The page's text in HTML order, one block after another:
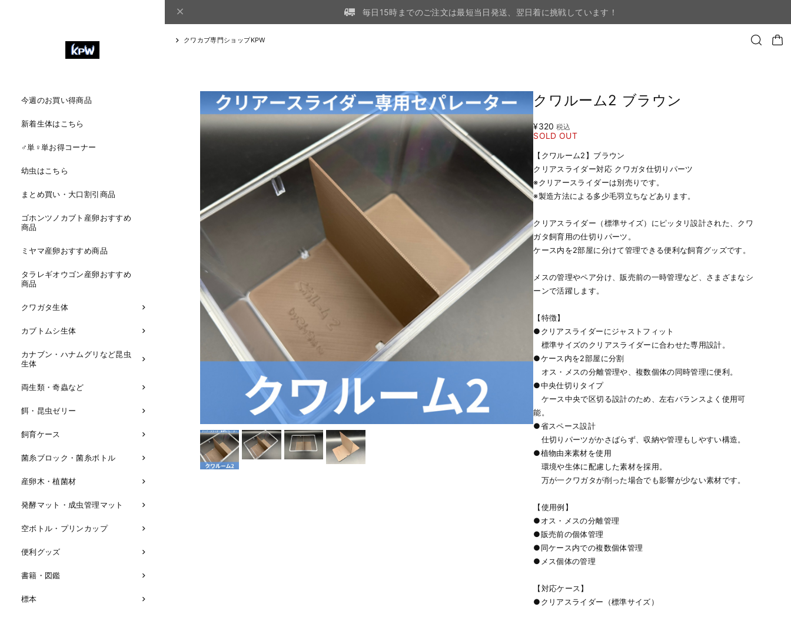
今週のお買い得商品
新着生体はこちら
♂単♀単お得コーナー
幼虫はこちら
まとめ買い・大口割引商品
ゴホンツノカブト産卵おすすめ
商品
ミヤマ産卵おすすめ商品
タラレギオウゴン産卵おすすめ
商品
クワガタ生体
カブトムシ生体
カナブン・ハナムグリなど昆虫
生体
両生類・奇蟲など
餌・昆虫ゼリー
飼育ケース
菌糸ブロック・菌糸ボトル
産卵木・植菌材
発酵マット・成虫管理マット
空ボトル・プリンカップ
便利グッズ
書籍・図鑑
標本
毎日15時までのご注文は最短当日発送、翌日着に挑戦しています！
クワカブ専門ショップKPW
クワルーム2 ブラウン
¥320 税込
SOLD OUT
【クワルーム2】ブラウン
クリアスライダー対応 クワガタ仕切りパーツ
※クリアースライダーは別売りです。
※製造方法による多少毛羽立ちなどあります。
クリアスライダー（標準サイズ）にピッタリ設計された、クワ
ガタ飼育用の仕切りパーツ。
ケース内を2部屋に分けて管理できる便利な飼育グッズです。
メスの管理やペア分け、販売前の一時管理など、さまざまなシ
ーンで活躍します。
【特徴】
●クリアスライダーにジャストフィット
標準サイズのクリアスライダーに合わせた専用設計。
●ケース内を2部屋に分割
オス・メスの分離管理や、複数個体の同時管理に便利。
●中央仕切りタイプ
ケース中央で区切る設計のため、左右バランスよく使用可
能。
●省スペース設計
仕切りパーツがかさばらず、収納や管理もしやすい構造。
●植物由来素材を使用
環境や生体に配慮した素材を採用。
万が一クワガタが削った場合でも影響が少ない素材です。
【使用例】
●オス・メスの分離管理
●販売前の個体管理
●同ケース内での複数個体管理
●メス個体の管理
【対応ケース】
●クリアスライダー（標準サイズ）